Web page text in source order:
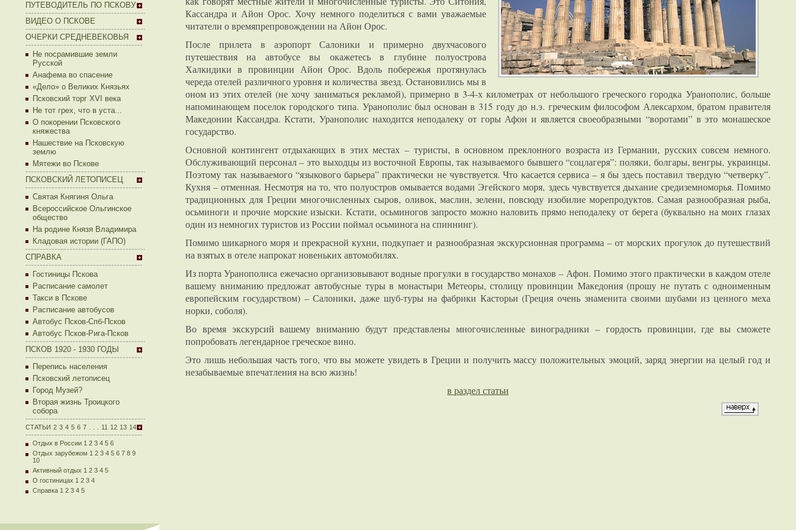
ПУТЕВОДИТЕЛЬ ПО ПСКОВУ
ВИДЕО О ПСКОВЕ
ОЧЕРКИ СРЕДНЕВЕКОВЬЯ
Не посрамившие земли
Русской
Анафема во спасение
«Дело» о Великих Князьях
Псковский торг XVI века
Не тот грех, что в уста...
О покорении Псковского
княжества
Нашествие на Псковскую
землю
Мятежи во Пскове
ПСКОВСКИЙ ЛЕТОПИСЕЦ
Святая Княгиня Ольга
Всероссийское Ольгинское
общество
На родине Князя Владимира
Кладовая истории (ГАПО)
СПРАВКА
Гостиницы Пскова
Расписание самолет
Такси в Пскове
Расписание автобусов
Автобус Псков-Спб-Псков
Автобус Псков-Рига-Псков
ПСКОВ 1920 - 1930 ГОДЫ
Перепись населения
Псковский летописец
Город Музей?
Вторая жизнь Троицкого
собора
СТАТЬИ 2 3 4 5 6 7 11 12 13 14
Отдых в России 1 2 3 4 5 6
Отдых зарубежом 1 2 3 4 5 6 7 8 9
10
Активный отдых 1 2 3 4 5
О гостиницах 1 2 3 4
Справка 1 2 3 4 5
Кассандра и Айон Орос. Хочу немного поделиться с вами уважаемые
читатели о времяпрепровождении на Айон Орос.
После прилета в аэропорт Салоники и примерно двухчасового
путешествия на автобусе вы окажетесь в глубине полуострова
Халкидики в провинции Айон Орос. Вдоль побережья протянулась
череда отелей различного уровня и количества звезд. Остановились мы в
оном из этих отелей (не хочу заниматься рекламой), примерно в 3-4-х километрах от небольшого греческого городка Уранополис, больше
напоминающем поселок городского типа. Уранополис был основан в 315 году до н.э. греческим философом Алексархом, братом правителя
Македонии Кассандра. Кстати, Уранополис находится неподалеку от горы Афон и является своеобразными “воротами” в это монашеское
государство.
Основной контингент отдыхающих в этих местах – туристы, в основном преклонного возраста из Германии, русских совсем немного.
Обслуживающий персонал – это выходцы из восточной Европы, так называемого бывшего “соцлагеря”: поляки, болгары, венгры, украинцы.
Поэтому так называемого “языкового барьера” практически не чувствуется. Что касается сервиса – я бы здесь поставил твердую “четверку”.
Кухня – отменная. Несмотря на то, что полуостров омывается водами Эгейского моря, здесь чувствуется дыхание средиземноморья. Помимо
традиционных для Греции многочисленных сыров, оливок, маслин, зелени, повсюду изобилие морепродуктов. Самая разнообразная рыба,
осьминоги и прочие морские изыски. Кстати, осьминогов запросто можно наловить прямо неподалеку от берега (буквально на моих глазах
один из немногих туристов из России поймал осьминога на спиннинг).
Помимо шикарного моря и прекрасной кухни, подкупает и разнообразная экскурсионная программа – от морских прогулок до путешествий
на взятых в отеле напрокат новеньких автомобилях.
Из порта Уранополиса ежечасно организовывают водные прогулки в государство монахов – Афон. Помимо этого практически в каждом отеле
вашему вниманию предложат автобусные туры в монастыри Метеоры, столицу провинции Македония (прошу не путать с одноименным
европейским государством) – Салоники, даже шуб-туры на фабрики Касторьи (Греция очень знаменита своими шубами из ценного меха
норки, соболя).
Во время экскурсий вашему вниманию будут представлены многочисленные виноградники – гордость провинции, где вы сможете
попробовать легендарное греческое вино.
Это лишь небольшая часть того, что вы можете увидеть в Греции и получить массу положительных эмоций, заряд энергии на целый год и
незабываемые впечатления на всю жизнь!
в раздел статьи